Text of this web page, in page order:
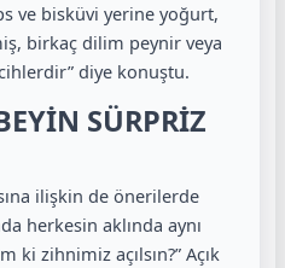
ve bisküvi yerine yoğurt,
birkaç dilim peynir veya
diye konuştu.
SÜRPRİZ
ilişkin de önerilerde
herkesin aklında aynı
ki zihnimiz açılsın?” Açık